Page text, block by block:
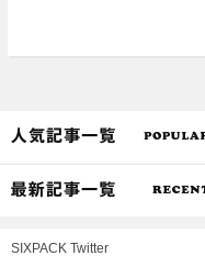
SIXPACK Twitter